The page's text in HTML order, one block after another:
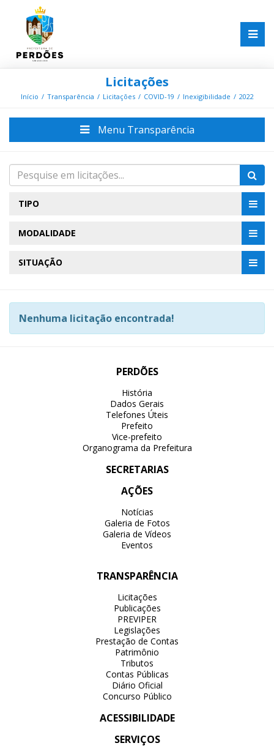
Licitações
Início Transparência Licitações COVID-19 Inexigibilidade 2022
Menu Transparência
TIPO
MODALIDADE
SITUAÇÃO
Nenhuma licitação encontrada!
PERDÕES
História
Dados Gerais
Telefones Úteis
Prefeito
Vice-prefeito
Organograma da Prefeitura
SECRETARIAS
AÇÕES
Notícias
Galeria de Fotos
Galeria de Vídeos
Eventos
TRANSPARÊNCIA
Licitações
Publicações
PREVIPER
Legislações
Prestação de Contas
Patrimônio
Tributos
Contas Públicas
Diário Oficial
Concurso Público
ACESSIBILIDADE
SERVIÇOS